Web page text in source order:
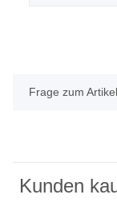
Frage zum Artikel
Kunden